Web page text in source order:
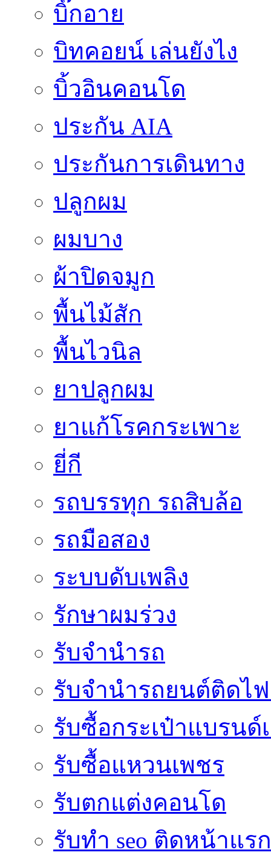
บิ๊กอาย
บิทคอยน์ เล่นยังไง
บิ้วอินคอนโด
ประกัน AIA
ประกันการเดินทาง
ปลูกผม
ผมบาง
ผ้าปิดจมูก
พื้นไม้สัก
พื้นไวนิล
ยาปลูกผม
ยาแก้โรคกระเพาะ
ยี่กี
รถบรรทุก รถสิบล้อ
รถมือสอง
ระบบดับเพลิง
รักษาผมร่วง
รับจำนำรถ
รับจํานํารถยนต์ติดไ
รับซื้อกระเป๋าแบรนด์
รับซื้อแหวนเพชร
รับตกแต่งคอนโด
รับทำ seo ติดหน้าแรก